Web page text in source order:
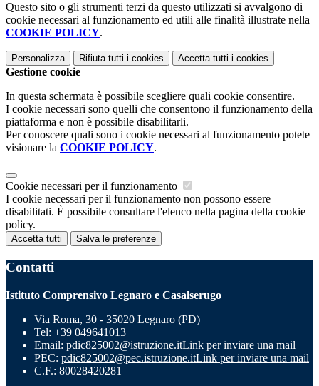
Questo sito o gli strumenti terzi da questo utilizzati si avvalgono di
cookie necessari al funzionamento ed utili alle finalità illustrate nella
COOKIE POLICY.
Personalizza Rifiuta tutti i cookies Accetta tutti i cookies
Gestione cookie
In questa schermata è possibile scegliere quali cookie consentire.
I cookie necessari sono quelli che consentono il funzionamento della
piattaforma e non è possibile disabilitarli.
Per conoscere quali sono i cookie necessari al funzionamento potete
visionare la COOKIE POLICY.
Cookie necessari per il funzionamento
I cookie necessari per il funzionamento non possono essere
disabilitati. È possibile consultare l'elenco nella pagina della cookie
policy.
Accetta tutti Salva le preferenze
Contatti
Istituto Comprensivo Legnaro e Casalserugo
Via Roma, 30 - 35020 Legnaro (PD)
Tel: +39 049641013
Email: pdic825002@istruzione.itLink per inviare una mail
PEC: pdic825002@pec.istruzione.itLink per inviare una mail
C.F.: 80028420281